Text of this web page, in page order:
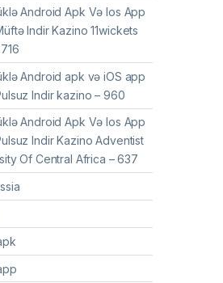
Android Apk Və Ios App
Indir Kazino 11wickets
Android apk və iOS app
Indir kazino – 960
Android Apk Və Ios App
Indir Kazino Adventist
Of Central Africa – 637